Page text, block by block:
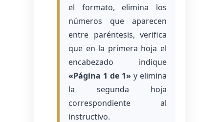
el formato, elimina los
números que aparecen
entre paréntesis, verifica
que en la primera hoja el
encabezado indique
«Página 1 de 1» y elimina
la segunda hoja
correspondiente al
instructivo.